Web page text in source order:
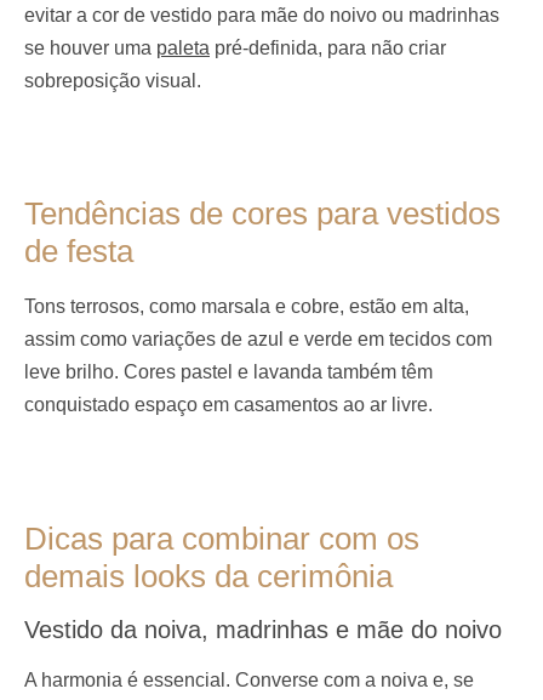
evitar a cor de vestido para mãe do noivo ou madrinhas
se houver uma paleta pré-definida, para não criar
sobreposição visual.
Tendências de cores para vestidos
de festa
Tons terrosos, como marsala e cobre, estão em alta,
assim como variações de azul e verde em tecidos com
leve brilho. Cores pastel e lavanda também têm
conquistado espaço em casamentos ao ar livre.
Dicas para combinar com os
demais looks da cerimônia
Vestido da noiva, madrinhas e mãe do noivo
A harmonia é essencial. Converse com a noiva e, se